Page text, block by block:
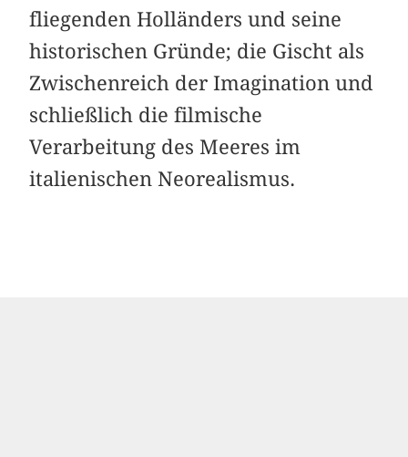
fliegenden Holländers und seine
historischen Gründe; die Gischt als
Zwischenreich der Imagination und
schließlich die filmische
Verarbeitung des Meeres im
italienischen Neorealismus.